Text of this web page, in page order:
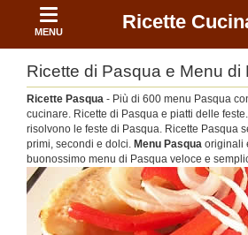
MENU Ricette
Ricette di Pasqua e Menu di
Ricette Pasqua - Più di 600 menu Pasqua
cucinare. Ricette di Pasqua e piatti delle
risolvono le feste di Pasqua. Ricette Pasqua
primi, secondi e dolci. Menu Pasqua originali
buonossimo menu di Pasqua veloce e